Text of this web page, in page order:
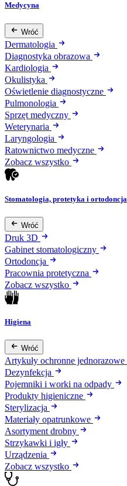
Medycyna
Wróć
Dermatologia
Diagnostyka obrazowa
Kardiologia
Okulistyka
Oświetlenie diagnostyczne
Pulmonologia
Sprzęt medyczny
Weterynaria
Laryngologia
Ratownictwo medyczne
Zobacz wszystko
Stomatologia, protetyka i ortodoncja
Wróć
Druk 3D
Gabinet stomatologiczny
Ortodoncja
Pracownia protetyczna
Zobacz wszystko
Higiena
Wróć
Artykuły ochronne jednorazowe
Dezynfekcja
Pojemniki i worki na odpady
Produkty higieniczne
Sterylizacja
Materiały opatrunkowe
Asortyment drobny
Strzykawki i igły
Urządzenia
Zobacz wszystko